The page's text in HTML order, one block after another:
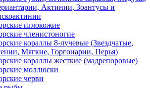
Актинии, Зоантусы и
иглокожие
членистоногие
кораллы 8-лучевые (Звездчатые,
Мягкие, Горгонарии, Перья)
кораллы жесткие (мадрепоровые)
моллюски
черви